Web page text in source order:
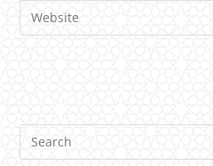
Website